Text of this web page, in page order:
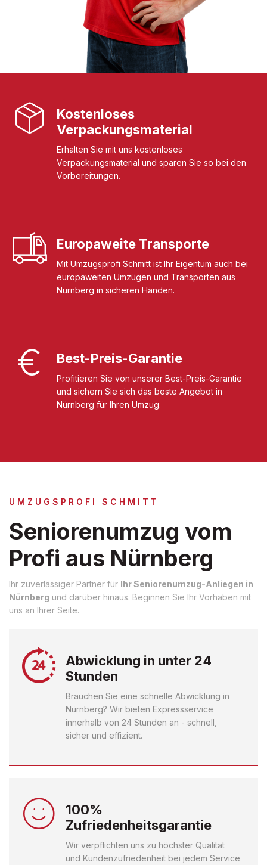
Kostenloses
Verpackungsmaterial
Erhalten Sie mit uns kostenloses
Verpackungsmaterial und sparen Sie so bei den
Vorbereitungen.
Europaweite Transporte
Mit Umzugsprofi Schmitt ist Ihr Eigentum auch bei
europaweiten Umzügen und Transporten aus
Nürnberg in sicheren Händen.
Best-Preis-Garantie
Profitieren Sie von unserer Best-Preis-Garantie
und sichern Sie sich das beste Angebot in
Nürnberg für Ihren Umzug.
UMZUGSPROFI SCHMITT
Seniorenumzug vom
Profi aus Nürnberg
Ihr zuverlässiger Partner für Ihr Seniorenumzug-Anliegen in
Nürnberg und darüber hinaus. Beginnen Sie Ihr Vorhaben mit
uns an Ihrer Seite.
Abwicklung in unter 24
Stunden
Brauchen Sie eine schnelle Abwicklung in
Nürnberg? Wir bieten Expressservice
innerhalb von 24 Stunden an - schnell,
sicher und effizient.
100%
Zufriedenheitsgarantie
Wir verpflichten uns zu höchster Qualität
und Kundenzufriedenheit bei jedem Service